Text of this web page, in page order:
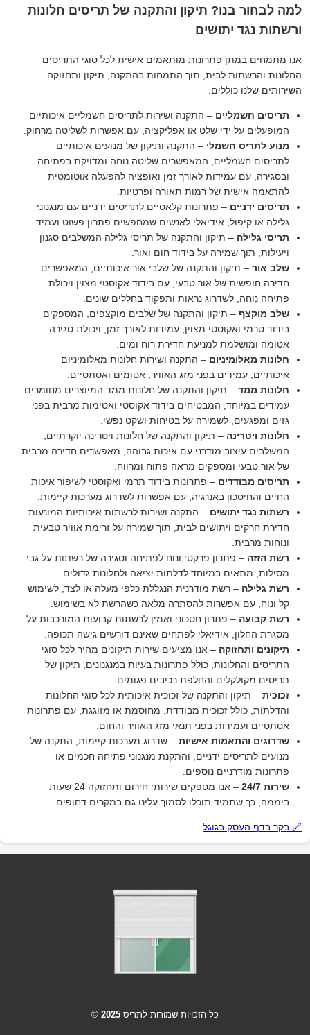
למה לבחור בנו? תיקון והתקנה של תריסים חלונות
ורשתות נגד יתושים
אנו מתמחים במתן פתרונות מותאמים אישית לכל סוגי התריסים
החלונות והרשתות לבית, תוך התמחות בהתקנה, תיקון ותחזוקה.
השירותים שלנו כוללים:
תריסים חשמליים – התקנה ושירות לתריסים חשמליים איכותיים
המופעלים על ידי שלט או אפליקציה, עם אפשרות לשליטה מרחוק.
מנוע לתריס חשמלי – התקנה ותיקון של מנועים איכותיים
לתריסים חשמליים, המאפשרים שליטה נוחה ומדויקת בפתיחה
ובסגירה, עם עמידות לאורך זמן ואופציה להפעלה אוטומטית
להתאמה אישית של רמות תאורה ופרטיות.
תריסים ידניים – פתרונות קלאסיים לתריסים ידניים עם מנגנוני
גלילה או קיפול, אידיאלי לאנשים שמחפשים פתרון פשוט ועמיד.
תריסי גלילה – תיקון והתקנה של תריסי גלילה המשלבים סגנון
ויעילות, תוך שמירה על בידוד חום ואור.
שלב אור – תיקון והתקנה של שלבי אור איכותיים, המאפשרים
חדירה חופשית של אור טבעי, עם בידוד אקוסטי מצוין ויכולת
פתיחה נוחה, לשדרוג נראות ותפקוד בחללים שונים.
שלב מוקצף – תיקון והתקנה של שלבים מוקצפים, המספקים
בידוד טרמי ואקוסטי מצוין, עמידות לאורך זמן, ויכולת סגירה
אטומה ומושלמת למניעת חדירת רוח ומים.
חלונות מאלומיניום – התקנה ושירות חלונות מאלומיניום
איכותיים, עמידים בפני מזג האוויר, אטומים ואסתטיים.
חלונות ממד – תיקון והתקנה של חלונות ממד המיוצרים מחומרים
עמידים במיוחד, המבטיחים בידוד אקוסטי ואטימות מרבית בפני
גזים ומפגעים, לשמירה על בטיחות ושקט נפשי.
חלונות ויטרינה – תיקון והתקנה של חלונות ויטרינה יוקרתיים,
המשלבים עיצוב מודרני עם איכות גבוהה, מאפשרים חדירה מרבית
של אור טבעי ומספקים מראה פתוח ומרווח.
תריסים מבודדים – פתרונות בידוד תרמי ואקוסטי לשיפור איכות
החיים והחיסכון באנרגיה, עם אפשרות לשדרוג מערכות קיימות.
רשתות נגד יתושים – התקנה ושירות לרשתות איכותיות המונעות
חדירת חרקים ויתושים לבית, תוך שמירה על זרימת אוויר טבעית
ונוחות מרבית.
רשת הזזה – פתרון פרקטי ונוח לפתיחה וסגירה של רשתות על גבי
מסילות, מתאים במיוחד לדלתות יציאה ולחלונות גדולים.
רשת גלילה – רשת מודרנית הנגללת כלפי מעלה או לצד, לשימוש
קל ונוח, עם אפשרות להסתרה מלאה כשהרשת לא בשימוש.
רשת קבועה – פתרון חסכוני ואמין לרשתות קבועות המורכבות על
מסגרת החלון, אידיאלי לפתחים שאינם דורשים גישה תכופה.
תיקונים ותחזוקה – אנו מציעים שירות תיקונים מהיר לכל סוגי
התריסים והחלונות, כולל פתרונות בעיות במנגנונים, תיקון של
תריסים מקולקלים והחלפת רכיבים פגומים.
זכוכית – תיקון והתקנה של זכוכית איכותית לכל סוגי החלונות
והדלתות, כולל זכוכית מבודדת, מחוסמת או מזוגגת, עם פתרונות
אסתטיים ועמידות בפני תנאי מזג האוויר והחום.
שדרוגים והתאמות אישיות – שדרוג מערכות קיימות, התקנה של
מנועים לתריסים ידניים, והתקנת מנגנוני פתיחה חכמים או
פתרונות מודרניים נוספים.
שירות 24/7
– אנו מספקים שירותי חירום ותחזוקה 24 שעות
ביממה, כך שתמיד תוכלו לסמוך עלינו גם במקרים דחופים.
🔗 בקר בדף העסק בגוגל
כל הזכויות שמורות לתריס 2025
©